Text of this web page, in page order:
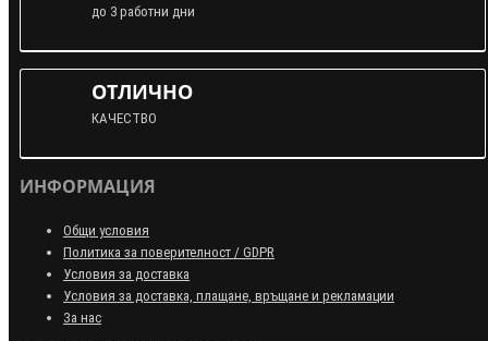
до 3 работни дни
ОТЛИЧНО
КАЧЕСТВО
ИНФОРМАЦИЯ
Общи условия
Политика за поверителност / GDPR
Условия за доставка
Условия за доставка, плащане, връщане и рекламации
За нас